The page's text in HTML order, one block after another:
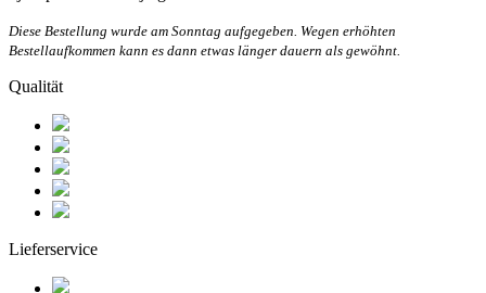
Diese Bestellung wurde am Sonntag aufgegeben. Wegen erhöhten
Bestellaufkommen kann es dann etwas länger dauern als gewöhnt.
Qualität
Lieferservice